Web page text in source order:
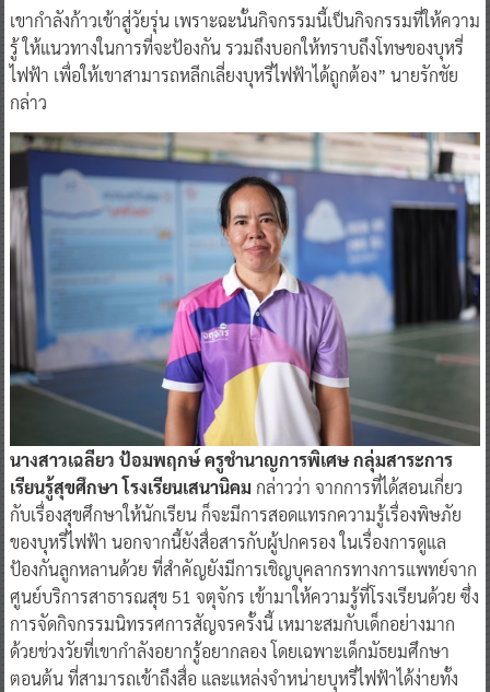
เขากำลังก้าวเข้าสู่วัยรุ่น เพราะฉะนั้นกิจกรรมนี้เป็นกิจกรรมที่ให้ความ
รู้ ให้แนวทางในการที่จะป้องกัน รวมถึงบอกให้ทราบถึงโทษของบุหรี่
ไฟฟ้า เพื่อให้เขาสามารถหลีกเลี่ยงบุหรี่ไฟฟ้าได้ถูกต้อง” นายรักชัย
กล่าว
นางสาวเฉลียว ป้อมพฤกษ์ ครูชำนาญการพิเศษ กลุ่มสาระการ
เรียนรู้สุขศึกษา โรงเรียนเสนานิคม กล่าวว่า จากการที่ได้สอนเกี่ยว
กับเรื่องสุขศึกษาให้นักเรียน ก็จะมีการสอดแทรกความรู้เรื่องพิษภัย
ของบุหรี่ไฟฟ้า นอกจากนี้ยังสื่อสารกับผู้ปกครอง ในเรื่องการดูแล
ป้องกันลูกหลานด้วย ที่สำคัญยังมีการเชิญบุคลากรทางการแพทย์จาก
ศูนย์บริการสาธารณสุข 51 จตุจักร เข้ามาให้ความรู้ที่โรงเรียนด้วย ซึ่ง
การจัดกิจกรรมนิทรรศการสัญจรครั้งนี้ เหมาะสมกับเด็กอย่างมาก
ด้วยช่วงวัยที่เขากำลังอยากรู้อยากลอง โดยเฉพาะเด็กมัธยมศึกษา
ตอนต้น ที่สามารถเข้าถึงสื่อ และแหล่งจำหน่ายบุหรี่ไฟฟ้าได้ง่ายทั้ง